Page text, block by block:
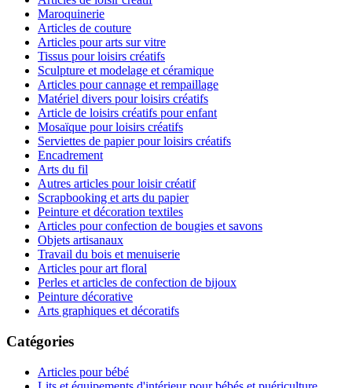
Maroquinerie
Articles de couture
Articles pour arts sur vitre
Tissus pour loisirs créatifs
Sculpture et modelage et céramique
Articles pour cannage et rempaillage
Matériel divers pour loisirs créatifs
Article de loisirs créatifs pour enfant
Mosaïque pour loisirs créatifs
Serviettes de papier pour loisirs créatifs
Encadrement
Arts du fil
Autres articles pour loisir créatif
Scrapbooking et arts du papier
Peinture et décoration textiles
Articles pour confection de bougies et savons
Objets artisanaux
Travail du bois et menuiserie
Articles pour art floral
Perles et articles de confection de bijoux
Peinture décorative
Arts graphiques et décoratifs
Catégories
Articles pour bébé